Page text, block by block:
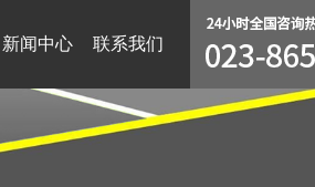
新闻中心 联系我们